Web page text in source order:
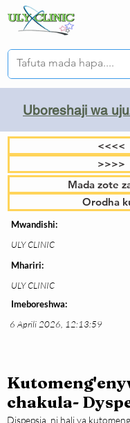
Uboreshaji wa
<<<<
>>>>
Mada zote
Orodha
Mwandishi:
ULY CLINIC
Mhariri:
ULY CLINIC
Imeboreshwa:
6 Aprili 2026, 12:13:59
chakula-
Dispepsia  ni hali ya